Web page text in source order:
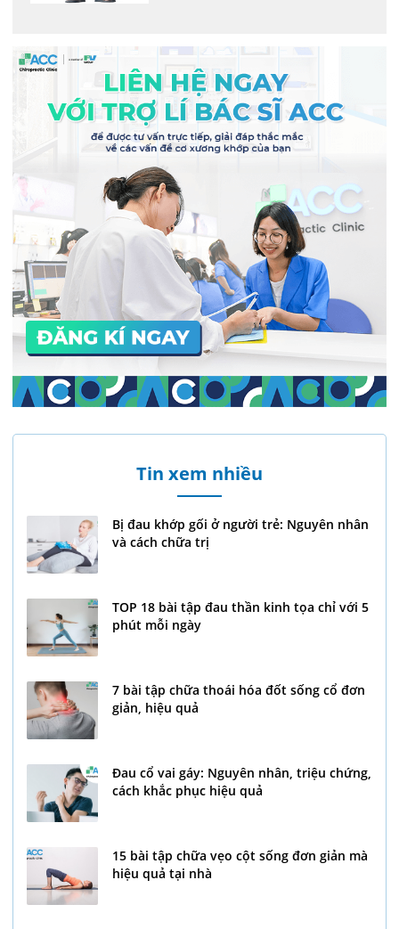
Tin xem nhiều
Bị đau khớp gối ở người trẻ: Nguyên nhân
và cách chữa trị
TOP 18 bài tập đau thần kinh tọa chỉ với 5
phút mỗi ngày
7 bài tập chữa thoái hóa đốt sống cổ đơn
giản, hiệu quả
Đau cổ vai gáy: Nguyên nhân, triệu chứng,
cách khắc phục hiệu quả
15 bài tập chữa vẹo cột sống đơn giản mà
hiệu quả tại nhà